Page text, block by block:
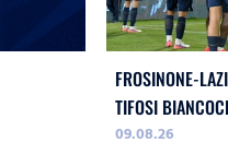
FROSINONE-
TIFOSI
09.08.26